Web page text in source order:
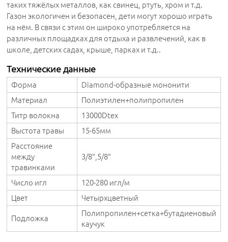
таких тяжёлых металлов, как свинец, ртуть, хром и т.д.
Газон экологичен и безопасен, дети могут хорошо играть
на нём. В связи с этим он широко употребляется на
различных площадках для отдыха и развлечений, как в
школе, детских садах, крыше, парках и т.д..
Технические данные
Форма
Diamond-образные мононити
Материал
Полиэтилен+полипропилен
Титр волокна
13000Dtex
Выстота травы
15-65мм
Расстояние
между
травинками
3/8",5/8"
Число игл
120-280 игл/м
Цвет
Четырхцветный
Подложка
Полипропилен+сетка+бутадиеновый
каучук